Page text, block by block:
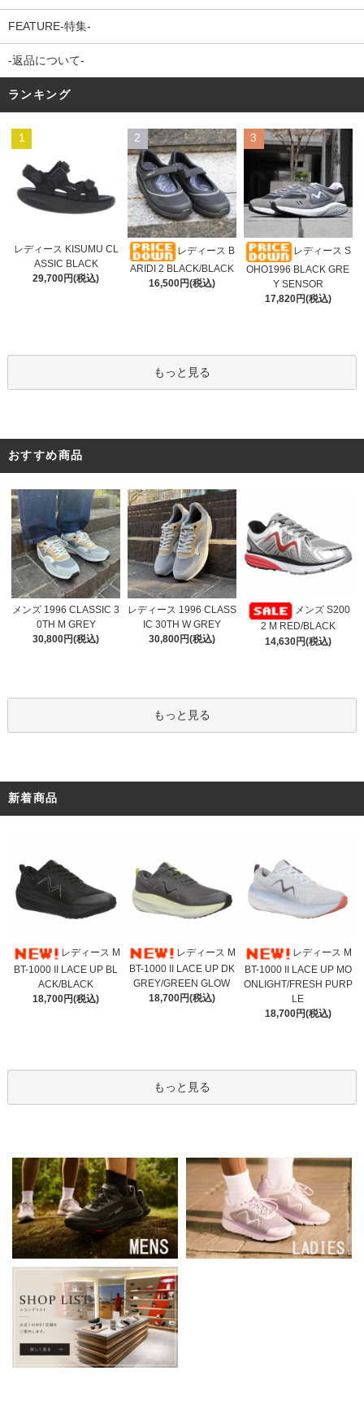
FEATURE-特集-
-返品について-
ランキング
1
レディース KISUMU CL
ASSIC BLACK
29,700円(税込)
2
レディース B
ARIDI 2 BLACK/BLACK
16,500円(税込)
3
レディース S
OHO1996 BLACK GRE
Y SENSOR
17,820円(税込)
もっと見る
おすすめ商品
メンズ 1996 CLASSIC 3
0TH M GREY
30,800円(税込)
レディース 1996 CLASS
IC 30TH W GREY
30,800円(税込)
メンズ S200
2 M RED/BLACK
14,630円(税込)
もっと見る
新着商品
レディース M
BT-1000 II LACE UP BL
ACK/BLACK
18,700円(税込)
レディース M
BT-1000 II LACE UP DK
GREY/GREEN GLOW
18,700円(税込)
レディース M
BT-1000 II LACE UP MO
ONLIGHT/FRESH PURP
LE
18,700円(税込)
もっと見る